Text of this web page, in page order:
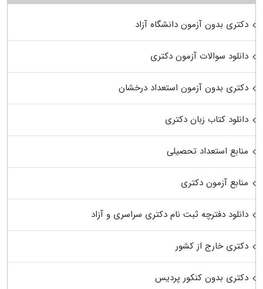
دکتری بدون آزمون دانشگاه آزاد
دانلود سوالات آزمون دکتری
دکتری بدون آزمون استعداد درخشان
دانلود کتاب زبان دکتری
منابع استعداد تحصیلی
منابع آزمون دکتری
دانلود دفترچه ثبت نام دکتری سراسری و آزاد
دکتری خارج از کشور
دکتری بدون کنکور پردیس